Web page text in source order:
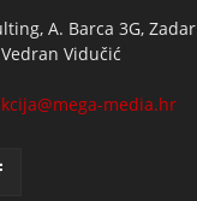
A. Barca 3G, Zadar
Vidučić
media.hr